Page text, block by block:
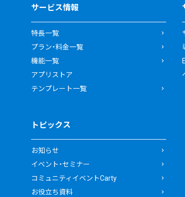
サービス情報
特長一覧
プラン・料金一覧
機能一覧
アプリストア
テンプレート一覧
トピックス
お知らせ
イベント・セミナー
コミュニティイベントCarty
お役立ち資料